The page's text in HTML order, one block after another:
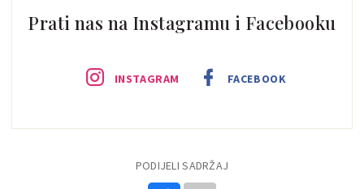
Prati nas na Instagramu i Facebooku
INSTAGRAM FACEBOOK
PODIJELI SADRŽAJ